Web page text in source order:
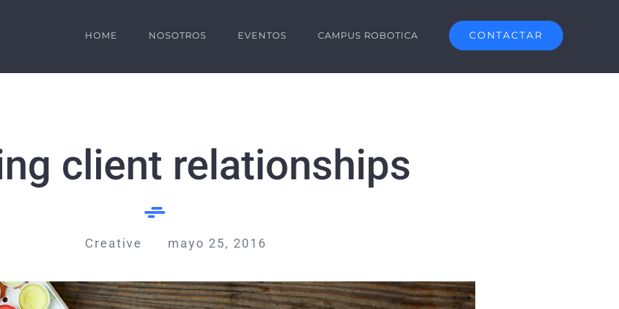
HOME NOSOTROS EVENTOS CAMPUS ROBOTICA CONTACTAR
client relationships
Creative mayo 25, 2016